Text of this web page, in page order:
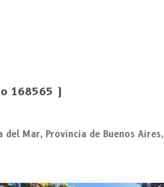
168565 )
Mar, Provincia de Buenos Aires,